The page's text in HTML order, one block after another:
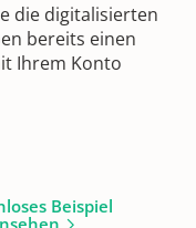
die digitalisierten
bereits einen
Ihrem Konto
Beispiel